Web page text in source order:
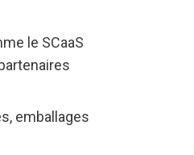
le SCaaS
emballages